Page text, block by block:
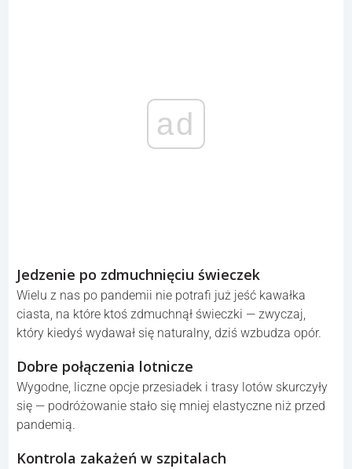
ad
Jedzenie po zdmuchnięciu świeczek
Wielu z nas po pandemii nie potrafi już jeść kawałka
ciasta, na które ktoś zdmuchnął świeczki — zwyczaj,
który kiedyś wydawał się naturalny, dziś wzbudza opór.
Dobre połączenia lotnicze
Wygodne, liczne opcje przesiadek i trasy lotów skurczyły
się — podróżowanie stało się mniej elastyczne niż przed
pandemią.
Kontrola zakażeń w szpitalach